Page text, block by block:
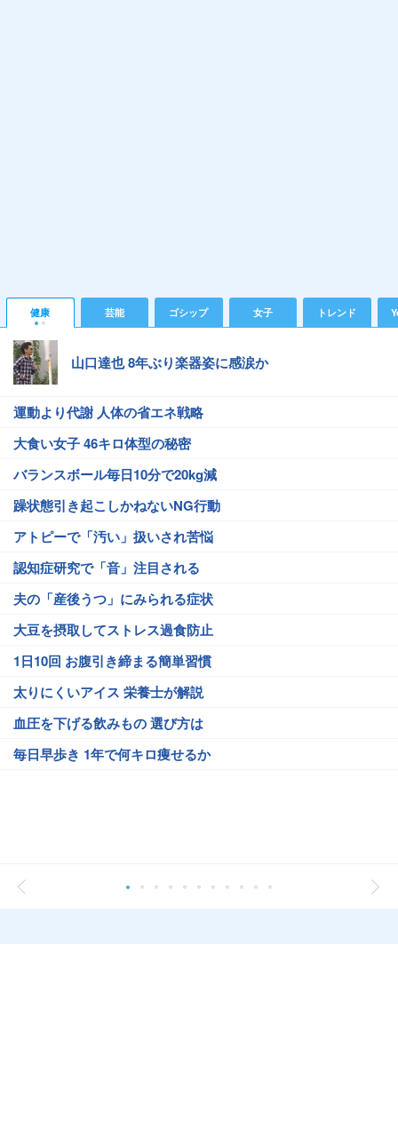
健康 芸能 ゴシップ 女子 トレンド
山口達也 8年ぶり楽器姿に感涙か
運動より代謝 人体の省エネ戦略
大食い女子 46キロ体型の秘密
バランスボール毎日10分で20kg減
躁状態引き起こしかねないNG行動
アトピーで「汚い」扱いされ苦悩
認知症研究で「音」注目される
夫の「産後うつ」にみられる症状
大豆を摂取してストレス過食防止
1日10回 お腹引き締まる簡単習慣
太りにくいアイス 栄養士が解説
血圧を下げる飲みもの 選び方は
毎日早歩き 1年で何キロ痩せるか